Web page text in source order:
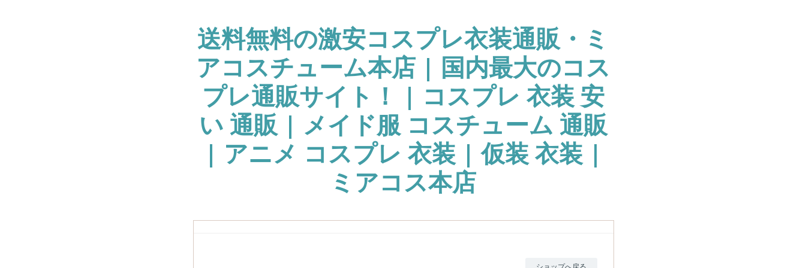
送料無料の激安コスプレ衣装通販・ミ
アコスチューム本店 | 国内最大のコス
プレ通販サイト！ | コスプレ 衣装 安
い 通販 | メイド服 コスチューム 通販
| アニメ コスプレ 衣装 | 仮装 衣装 |
ミアコス本店